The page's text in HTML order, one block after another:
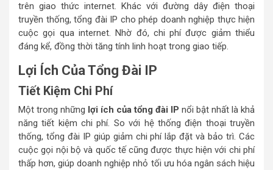
trên giao thức internet. Khác với đường dây điện thoại
truyền thống, tổng đài IP cho phép doanh nghiệp thực hiện
cuộc gọi qua internet. Nhờ đó, chi phí được giảm thiểu
đáng kể, đồng thời tăng tính linh hoạt trong giao tiếp.
Lợi Ích Của Tổng Đài IP
Tiết Kiệm Chi Phí
Một trong những lợi ích của tổng đài IP nổi bật nhất là khả
năng tiết kiệm chi phí. So với hệ thống điện thoại truyền
thống, tổng đài IP giúp giảm chi phí lắp đặt và bảo trì. Các
cuộc gọi nội bộ và quốc tế cũng được thực hiện với chi phí
thấp hơn, giúp doanh nghiệp nhỏ tối ưu hóa ngân sách hiệu